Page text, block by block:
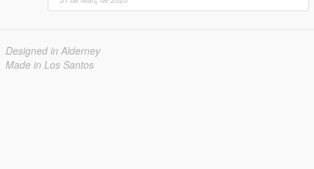
Designed in Alderney
Made in Los Santos